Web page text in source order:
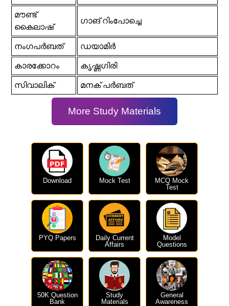
മൗണ്ട്
കൈലാഷ്
ഗാങ് റിംപോച്ചെ
നംഗപർബത് ഡയാമിർ
കാരക്കോറം കൃഷ്ണഗിരി
സിവാലിക് മനക് പർബത്
More Study Materials
Download Mock Test
MCQ Mock
Test
PYQ Papers
Daily Current
Affairs
Model
Questions
50K Question
Bank
Study
Materials
General
Awareness